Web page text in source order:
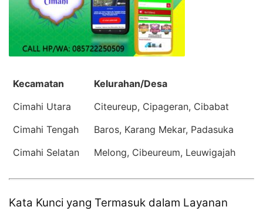
Kecamatan
Kelurahan/Desa
Cimahi Utara
Citeureup, Cipageran, Cibabat
Cimahi Tengah
Baros, Karang Mekar, Padasuka
Cimahi Selatan
Melong, Cibeureum, Leuwigajah
Kata Kunci yang Termasuk dalam Layanan